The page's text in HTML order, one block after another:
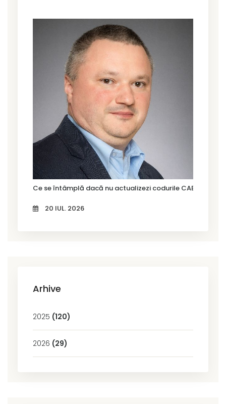
Ce se întâmplă dacă nu actualizezi codurile CAEN Rev. 3?
20 IUL. 2026
Arhive
2025 (120)
2026 (29)